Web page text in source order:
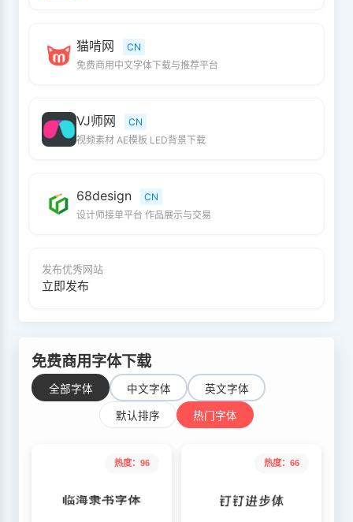
猫啃网
CN
免费商用中文字体下载与推荐平台
VJ师网
CN
视频素材 AE模板 LED背景下载
68design
CN
设计师接单平台 作品展示与交易
发布优秀网站
立即发布
免费商用字体下载
全部字体 中文字体 英文字体
默认排序 热门字体
热度：96 热度：66